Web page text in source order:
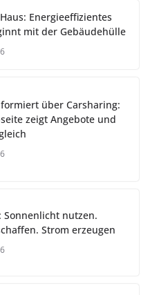
Energieeffizientes
mit der Gebäudehülle
über Carsharing:
zeigt Angebote und
Sonnenlicht nutzen.
Strom erzeugen